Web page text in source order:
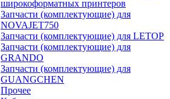
широкоформатных принтеров
Запчасти (комплектующие) для
NOVAJET750
Запчасти (комплектующие) для LETOP
Запчасти (комплектующие) для
GRANDO
Запчасти (комплектующие) для
GUANGCHEN
Прочее